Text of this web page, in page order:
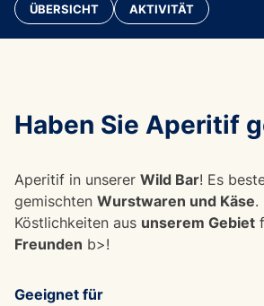
ÜBERSICHT AKTIVITÄT
Haben Sie Aperitif
Aperitif in unserer Wild Bar! Es
gemischten Wurstwaren und Käse.
Köstlichkeiten aus unserem Gebiet
Freunden b>!
Geeignet für